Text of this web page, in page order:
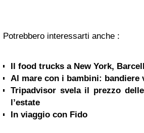
Potrebbero interessarti anche :
Il food trucks a New York,
Al mare con i bambini: bandiere
Tripadvisor svela il prezzo
l’estate
In viaggio con Fido